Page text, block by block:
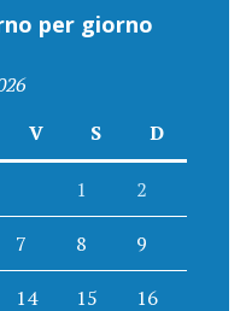
per giorno
V S D
1 2
7 8 9
14 15 16